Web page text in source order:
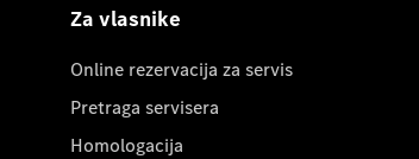
Za vlasnike
Online rezervacija za servis
Pretraga servisera
Homologacija